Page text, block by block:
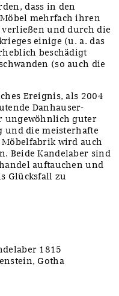
dass in den
mehrfach ihren
und durch die
einige (u. a. das
beschädigt
(so auch die
Ereignis, als 2004
Danhauser-
ungewöhnlich guter
und die meisterhafte
wird auch
Beide Kandelaber sind
auftauchen und
Glücksfall zu
1815
Gotha